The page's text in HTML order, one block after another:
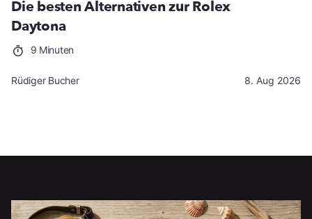
Die besten Alternativen zur Rolex
Daytona
9 Minuten
Rüdiger Bucher 8. Aug 2026